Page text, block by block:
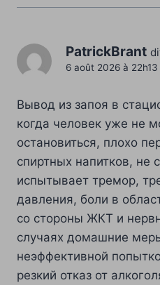
PatrickBrant
6 août 2026 à 22h13
Вывод из запоя в
когда человек уже не
остановиться, плохо
спиртных напитков, не
испытывает тремор,
давления, боли в
со стороны ЖКТ и
случаях домашние
неэффективной
резкий отказ от